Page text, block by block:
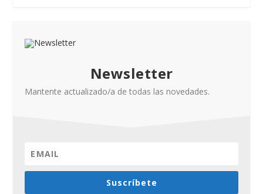
Newsletter
Mantente actualizado/a de todas las novedades.
Suscríbete